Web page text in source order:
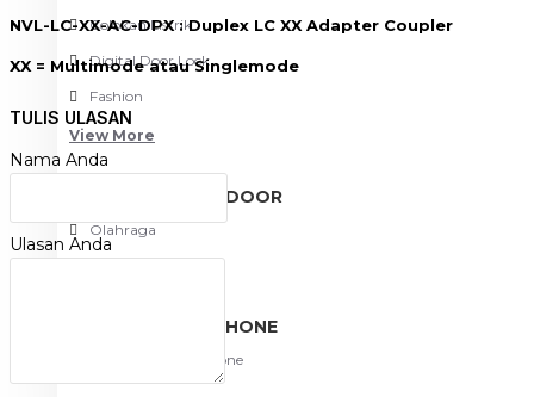
Colokan Listrik
Digital Door Lock
Fashion
View More
SPORT AND OUTDOOR
Olahraga
TABLET SMARTPHONE
Aksesoris Smartphone
NVL-LC-XX-AC-DPX : Duplex LC XX Adapter Coupler
XX = Multimode atau Singlemode
http://www.netviel.com
TULIS ULASAN
Nama Anda
Ulasan Anda